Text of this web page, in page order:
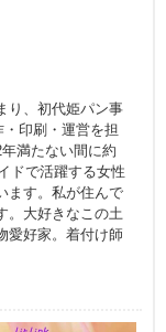
り、初代姫パン事
印刷・運営を担
満たない間に約
ドで活躍する女性
ます。私が住んで
。大好きなこの土
愛好家。着付け師